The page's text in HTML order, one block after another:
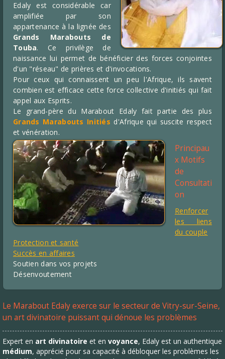
Edaly est considérable car
amplifiée par son
appartenance à la lignée des
Grands Marabouts de
Touba. Ce privilège de
naissance lui permet de bénéficier des forces conjointes
d'un "réseau" de prières et d'invocations.
Pour ceux qui connaissent un peu l'Afrique, ils savent
combien est efficace cette force collective d'initiés qui fait
appel aux Esprits.
Le grand-père du Marabout Edaly fait partie des plus
Grands Marabouts Initiés d'Afrique qui suscite respect
et vénération.
Principau
x Motifs
de
Consultati
on
Renforcer
les liens
du couple
Protection et santé
Succès en affaires
Soutien dans vos projets
Désenvoutement
Le Marabout Edaly exerce sur le secteur de Vitry-sur-Seine,
un art divinatoire puissant qui dénoue les problèmes
Expert en art divinatoire et en voyance, Edaly est un authentique
médium, apprécié pour sa capacité à débloquer les problèmes les